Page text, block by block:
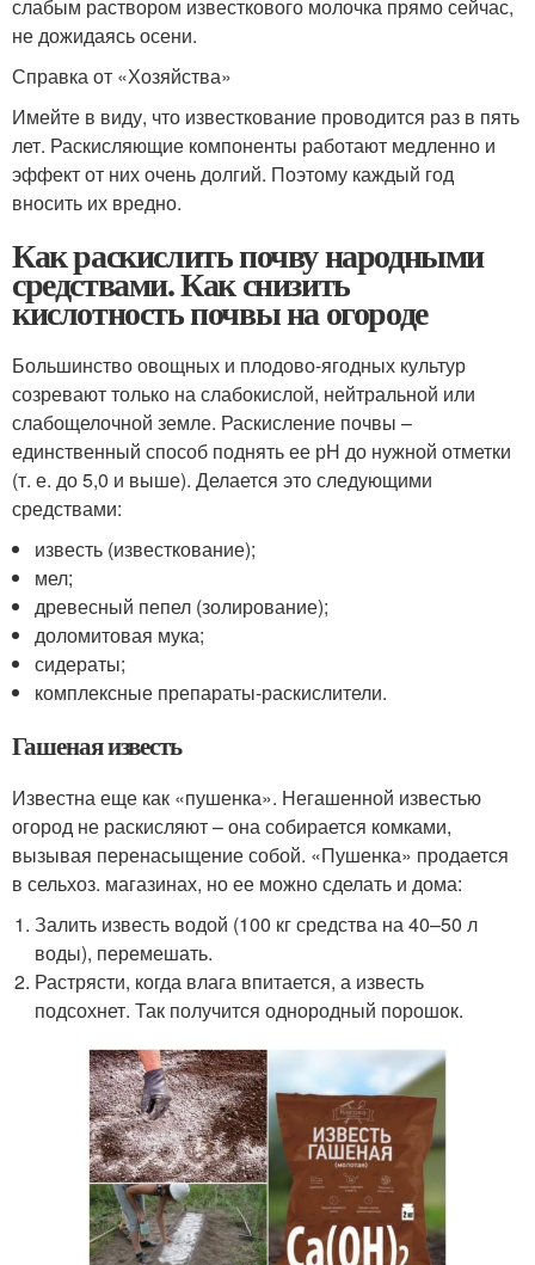
слабым раствором известкового молочка прямо сейчас,
не дожидаясь осени.
Справка от «Хозяйства»
Имейте в виду, что известкование проводится раз в пять
лет. Раскисляющие компоненты работают медленно и
эффект от них очень долгий. Поэтому каждый год
вносить их вредно.
Как раскислить почву народными
средствами. Как снизить
кислотность почвы на огороде
Большинство овощных и плодово-ягодных культур
созревают только на слабокислой, нейтральной или
слабощелочной земле. Раскисление почвы –
единственный способ поднять ее рН до нужной отметки
(т. е. до 5,0 и выше). Делается это следующими
средствами:
известь (известкование);
мел;
древесный пепел (золирование);
доломитовая мука;
сидераты;
комплексные препараты-раскислители.
Гашеная известь
Известна еще как «пушенка». Негашенной известью
огород не раскисляют – она собирается комками,
вызывая перенасыщение собой. «Пушенка» продается
в сельхоз. магазинах, но ее можно сделать и дома:
Залить известь водой (100 кг средства на 40–50 л
воды), перемешать.
Растрясти, когда влага впитается, а известь
подсохнет. Так получится однородный порошок.